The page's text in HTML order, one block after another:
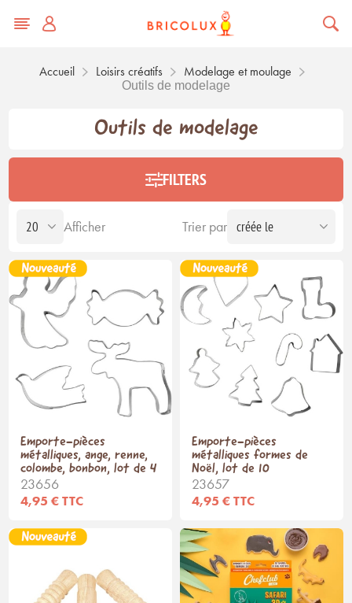
Accueil Loisirs créatifs Modelage et moulage
Outils de modelage
Outils de modelage
FILTERS
Trier par
Afficher
Emporte-pièces
métalliques, ange, renne,
colombe, bonbon, lot de 4
23656
4,95 € TTC
Emporte-pièces
métalliques formes de
Noël, lot de 10
23657
4,95 € TTC